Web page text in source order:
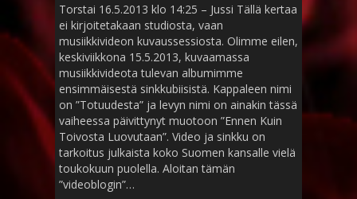
Torstai 16.5.2013 klo 14:25 – Jussi Tällä kertaa
ei kirjoitetakaan studiosta, vaan
musiikkivideon kuvaussessiosta. Olimme eilen,
keskiviikkona 15.5.2013, kuvaamassa
musiikkivideota tulevan albumimme
ensimmäisestä sinkkubiisistä. Kappaleen nimi
on ”Totuudesta” ja levyn nimi on ainakin tässä
vaiheessa päivittynyt muotoon ”Ennen Kuin
Toivosta Luovutaan”. Video ja sinkku on
tarkoitus julkaista koko Suomen kansalle vielä
toukokuun puolella. Aloitan tämän
”videoblogin”…